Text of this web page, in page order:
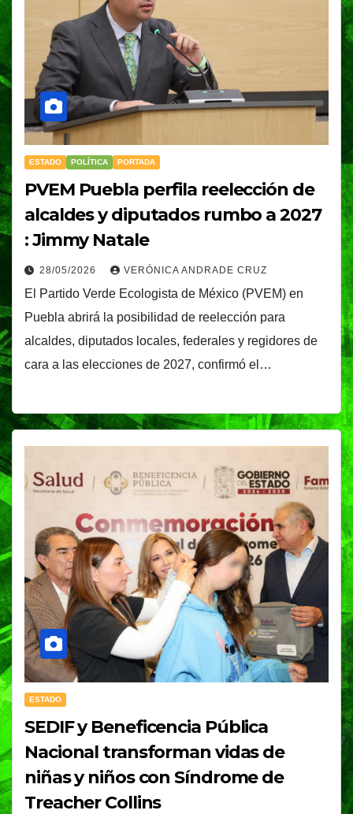
ESTADO POLÍTICA PORTADA
PVEM Puebla perfila reelección de
alcaldes y diputados rumbo a 2027
: Jimmy Natale
28/05/2026 VERÓNICA ANDRADE CRUZ
El Partido Verde Ecologista de México (PVEM) en
Puebla abrirá la posibilidad de reelección para
alcaldes, diputados locales, federales y regidores de
cara a las elecciones de 2027, confirmó el…
ESTADO
SEDIF y Beneficencia Pública
Nacional transforman vidas de
niñas y niños con Síndrome de
Treacher Collins